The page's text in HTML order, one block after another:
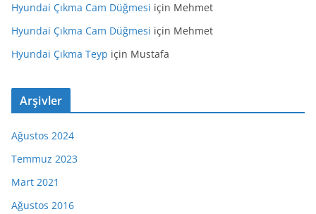
Hyundai Çıkma Cam Düğmesi için Mehmet
Hyundai Çıkma Cam Düğmesi için Mehmet
Hyundai Çıkma Teyp için Mustafa
Arşivler
Ağustos 2024
Temmuz 2023
Mart 2021
Ağustos 2016